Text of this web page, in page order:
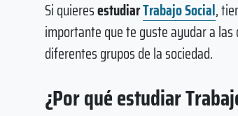
Si quieresestudiarTrabajo Social,
importante que te guste ayudar a
diferentes grupos de la sociedad.
¿Por qué estudiar